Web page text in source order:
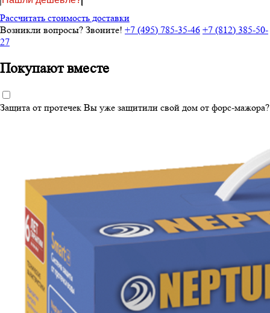
Рассчитать стоимость доставки
Возникли вопросы? Звоните! +7 (495) 785-35-46 +7 (812) 385-50-
27
Покупают вместе
Защита от протечек Вы уже защитили свой дом от форс-мажора?